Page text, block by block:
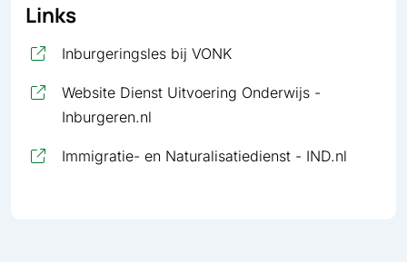
Links
Inburgeringsles bij VONK, opent in nieuw tabblad
Website Dienst Uitvoering Onderwijs -
Inburgeren.nl
Immigratie- en Naturalisatiedienst - IND.nl